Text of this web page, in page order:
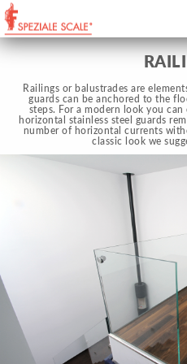
Railings or balustrades are
guards can be anchored to the
steps. For a modern look you
horizontal stainless steel guards
number of horizontal currents
classic look we